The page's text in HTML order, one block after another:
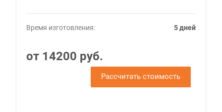
Время изготовления: 5 дней
от 14200 руб.
Рассчитать стоимость